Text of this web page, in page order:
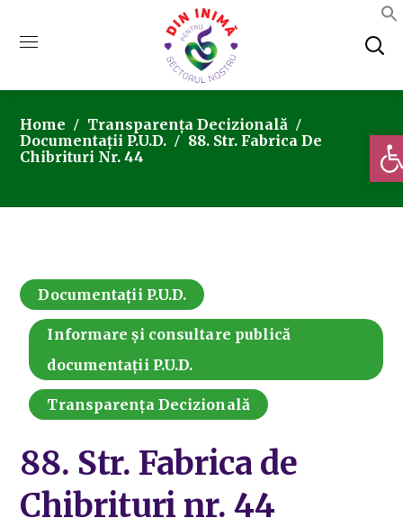
Home
Transparența Decizională
Documentații P.U.D.
88. Str. Fabrica De
Chibrituri Nr. 44
Documentații P.U.D.
Informare și consultare publică
documentații P.U.D.
Transparența Decizională
88. Str. Fabrica de
Chibrituri nr. 44